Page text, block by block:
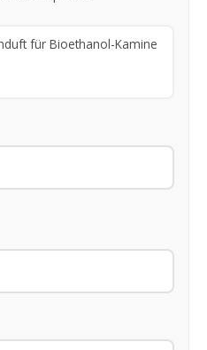
für Bioethanol-Kamine